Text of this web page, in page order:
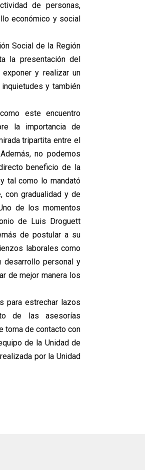
de personas,
económico y social
Social de la Región
la presentación del
exponer y realizar un
y también
este encuentro
la importancia de
tripartita entre el
no podemos
beneficio de la
tal como lo mandató
con gradualidad y de
de los momentos
de Luis Droguett
de postular a su
laborales como
desarrollo personal y
de mejor manera los
para estrechar lazos
de las asesorías
toma de contacto con
de la Unidad de
por la Unidad